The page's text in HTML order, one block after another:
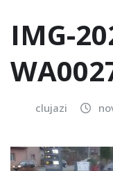
IMG-
clujazi